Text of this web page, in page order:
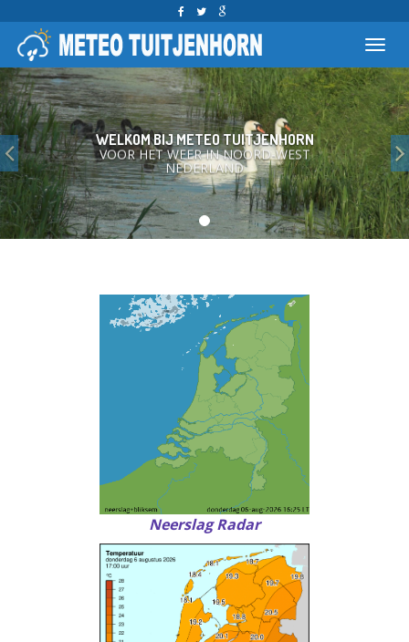
Toggle
WELKOM BIJ METEO TUITJENHORN
VOOR HET WEER IN NOORD-WEST
NEDERLAND
Previous
Neerslag Radar